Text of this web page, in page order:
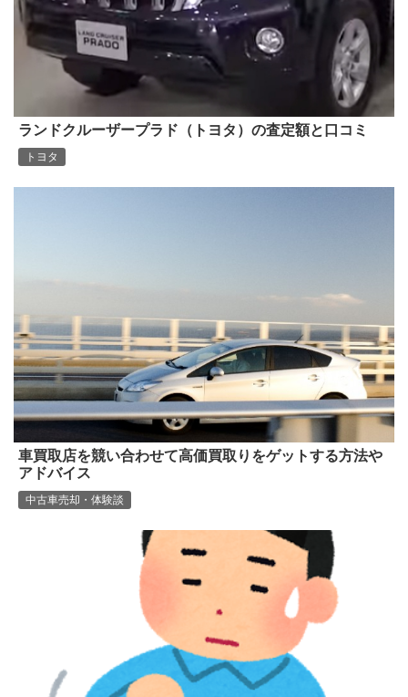
ランドクルーザープラド（トヨタ）の査定額と口コミ
トヨタ
車買取店を競い合わせて高価買取りをゲットする方法や
アドバイス
中古車売却・体験談